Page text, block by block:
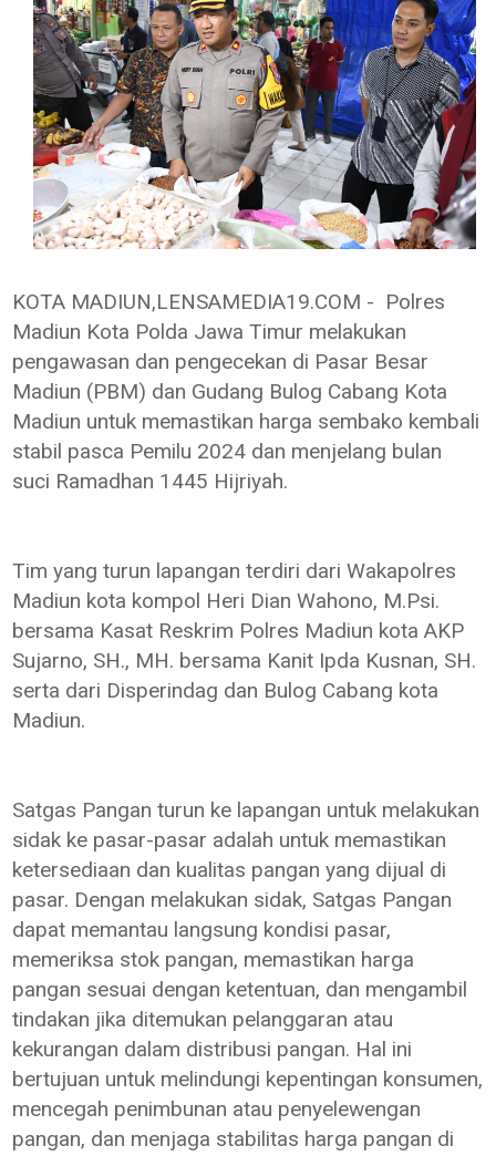
KOTA MADIUN,LENSAMEDIA19.COM - Polres
Madiun Kota Polda Jawa Timur melakukan
pengawasan dan pengecekan di Pasar Besar
Madiun (PBM) dan Gudang Bulog Cabang Kota
Madiun untuk memastikan harga sembako kembali
stabil pasca Pemilu 2024 dan menjelang bulan
suci Ramadhan 1445 Hijriyah.
Tim yang turun lapangan terdiri dari Wakapolres
Madiun kota kompol Heri Dian Wahono, M.Psi.
bersama Kasat Reskrim Polres Madiun kota AKP
Sujarno, SH., MH. bersama Kanit Ipda Kusnan, SH.
serta dari Disperindag dan Bulog Cabang kota
Madiun.
Satgas Pangan turun ke lapangan untuk melakukan
sidak ke pasar-pasar adalah untuk memastikan
ketersediaan dan kualitas pangan yang dijual di
pasar. Dengan melakukan sidak, Satgas Pangan
dapat memantau langsung kondisi pasar,
memeriksa stok pangan, memastikan harga
pangan sesuai dengan ketentuan, dan mengambil
tindakan jika ditemukan pelanggaran atau
kekurangan dalam distribusi pangan. Hal ini
bertujuan untuk melindungi kepentingan konsumen,
mencegah penimbunan atau penyelewengan
pangan, dan menjaga stabilitas harga pangan di